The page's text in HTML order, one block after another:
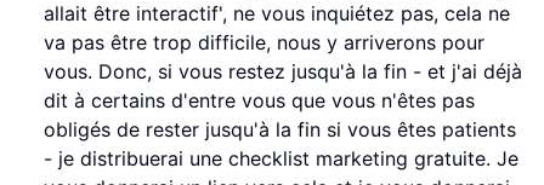
allait être interactif', ne vous inquiétez pas, cela ne
va pas être trop difficile, nous y arriverons pour
vous. Donc, si vous restez jusqu'à la fin - et j'ai déjà
dit à certains d'entre vous que vous n'êtes pas
obligés de rester jusqu'à la fin si vous êtes patients
- je distribuerai une checklist marketing gratuite. Je